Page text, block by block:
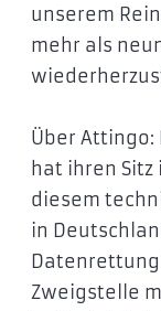
unserem
mehr als
Über Attingo:
hat ihren
diesem
in
Zweigstelle